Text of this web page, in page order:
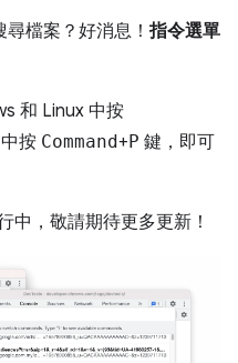
尋檔案？好消息！ 指令選單
和 Linux 中按
按 Command+P 鍵，即可
中，敬請期待更多更新！